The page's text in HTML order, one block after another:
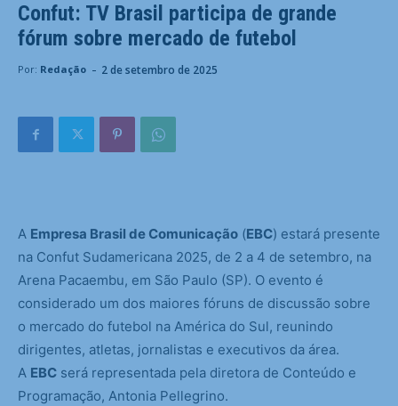
Confut: TV Brasil participa de grande
fórum sobre mercado de futebol
Por: Redação - 2 de setembro de 2025
A Empresa Brasil de Comunicação (EBC) estará presente
na Confut Sudamericana 2025, de 2 a 4 de setembro, na
Arena Pacaembu, em São Paulo (SP). O evento é
considerado um dos maiores fóruns de discussão sobre
o mercado do futebol na América do Sul, reunindo
dirigentes, atletas, jornalistas e executivos da área.
A EBC será representada pela diretora de Conteúdo e
Programação, Antonia Pellegrino.